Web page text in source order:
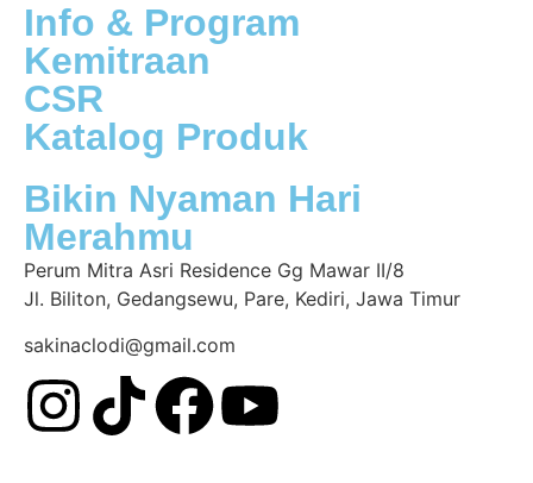
Info & Program
Kemitraan
CSR
Katalog Produk
Bikin Nyaman Hari
Merahmu
Perum Mitra Asri Residence Gg Mawar II/8
Jl. Biliton, Gedangsewu, Pare, Kediri, Jawa Timur
sakinaclodi@gmail.com